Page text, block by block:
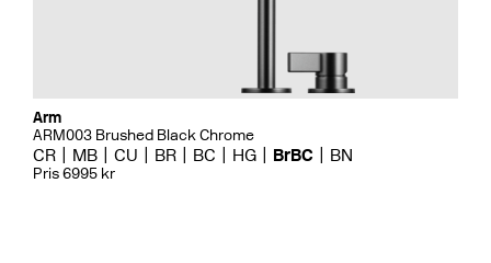
Arm
ARM003 Brushed Black Chrome
CR MB CU BR BC HG BrBC BN
Pris 6995 kr